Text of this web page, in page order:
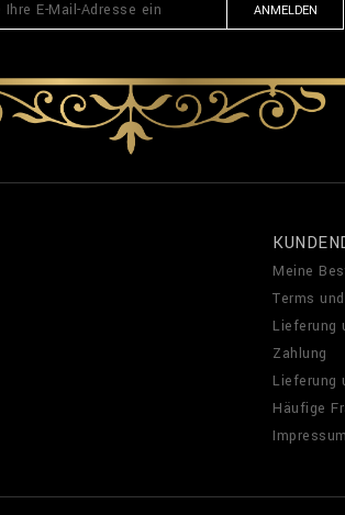
ANMELDEN
Meine
Terms
Lieferung
Zahlung
Lieferung
Häufige
Impressum